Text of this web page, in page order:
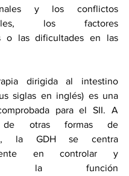
y los conflictos
los factores
o las dificultades en las
dirigida al intestino
siglas en inglés) es una
para el SII. A
de otras formas de
la GDH se centra
en controlar y
la función